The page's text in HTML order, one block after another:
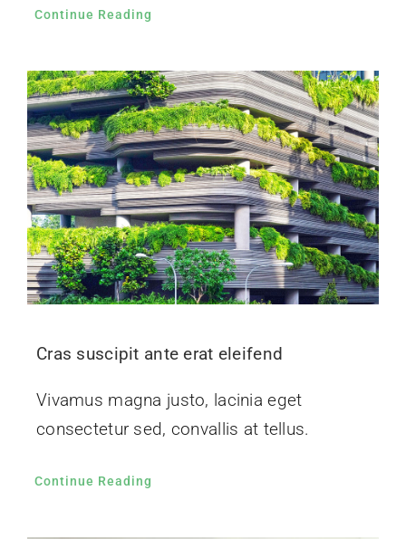
Continue Reading
Cras suscipit ante erat eleifend
Vivamus magna justo, lacinia eget
consectetur sed, convallis at tellus.
Continue Reading